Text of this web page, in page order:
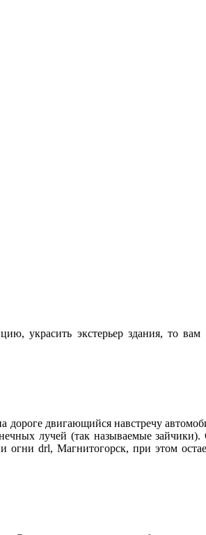
украсить экстерьер здания, то
двигающийся навстречу
лучей (так называемые зайчики).
drl, Магнитогорск, при этом